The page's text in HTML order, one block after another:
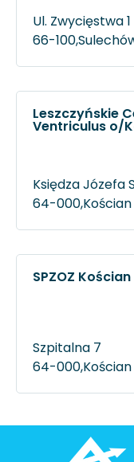
Ul. Zwycięstwa 1
66-100,
Leszczyńskie
Ventriculus o/
Księdza Józefa
64-000,Kościan
SPZOZ
Szpitalna 7
64-000,Kościan